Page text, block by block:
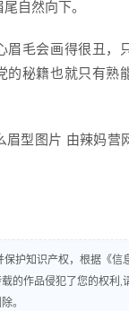
自然向下。
眉毛会画得很丑，
的秘籍也就只有熟
眉型图片 由辣妈营
保护知识产权，根据《信
的作品侵犯了您的权利,
。